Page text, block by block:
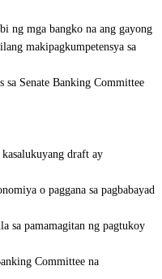
ng mga bangko na ang gayong
makipagkumpetensya sa
sa Senate Banking Committee
draft ay
o paggana sa pagbabayad
sa pamamagitan ng pagtukoy
Committee na